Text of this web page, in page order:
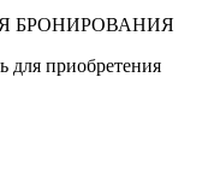
БРОНИРОВАНИЯ
для приобретения